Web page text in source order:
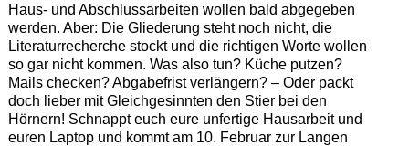
Haus- und Abschlussarbeiten wollen bald abgegeben
werden. Aber: Die Gliederung steht noch nicht, die
Literaturrecherche stockt und die richtigen Worte wollen
so gar nicht kommen. Was also tun? Küche putzen?
Mails checken? Abgabefrist verlängern? – Oder packt
doch lieber mit Gleichgesinnten den Stier bei den
Hörnern! Schnappt euch eure unfertige Hausarbeit und
euren Laptop und kommt am 10. Februar zur Langen